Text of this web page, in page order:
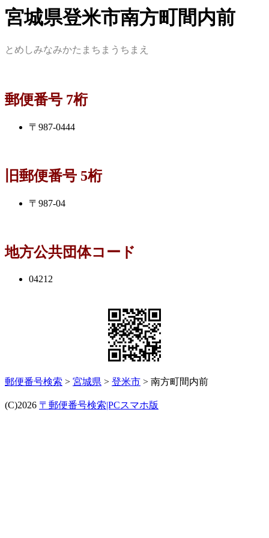
宮城県登米市南方町間内前
とめしみなみかたまちまうちまえ
郵便番号 7桁
〒987-0444
旧郵便番号 5桁
〒987-04
地方公共団体コード
04212
郵便番号検索 > 宮城県 > 登米市 > 南方町間内前
(C)2026 〒郵便番号検索|PCスマホ版